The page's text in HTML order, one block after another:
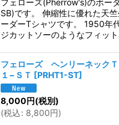
SB)です。 伸縮性に優れた天
ーダーTシャツです。 1950年
ジカットソーのようなフィッ
フェローズ ヘンリーネック
１−ＳＴ [PRHT1-ST]
8,000円(税別)
(税込: 8,800円)